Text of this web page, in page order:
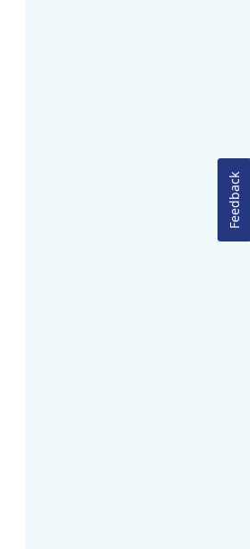
Feedback